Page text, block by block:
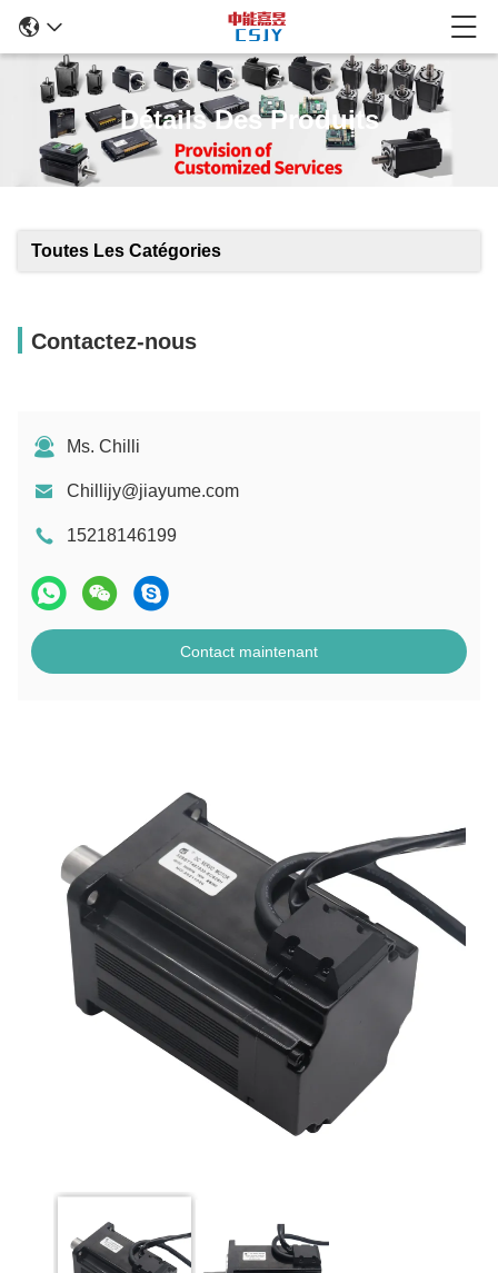
Détails Des Produits
Toutes Les Catégories
Contactez-nous
Ms. Chilli
Chillijy@jiayume.com
15218146199
Contact maintenant